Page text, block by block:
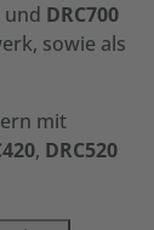
und DRC700
sowie als
mit
, DRC520